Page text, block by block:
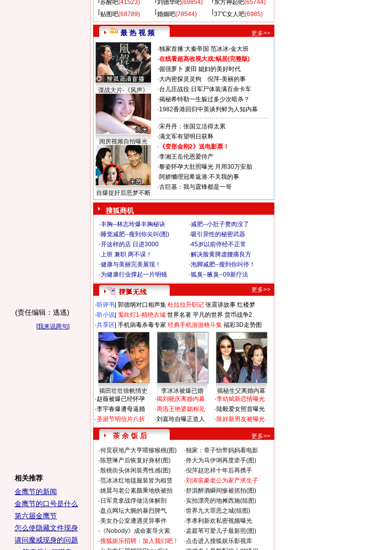
(责任编辑：逃逃)
[我来说两句]
相关推荐
金鹰节的新闻
金鹰节的口号是什么
第六届金鹰节
怎么使隐藏文件现身
请问魔戒现身的问题
苏醒吧(41523) 刘德华吧(69854) 东方神起吧(65744)
贴图吧(68789) 婚姻吧(78544) 37℃女人吧(6985)
最 热 视 频 更多>>
谍战大片-《风声》
闺房视频自拍曝光
自爆捉奸后恶梦不断
·独家首播:大秦帝国 范冰冰-金大班
·在线看超高收视大戏:蜗居(完整版)
·倔强萝卜 麦田 媳妇的美好时代
·大内密探灵灵狗
倪萍-美丽的事
·台儿庄战役 日军尸体装满百余卡车
·揭秘希特勒一生躲过多少次暗杀？
·1982香港回归中英谈判鲜为人知内幕
·宋丹丹：张国立活得太累
·满文军有望明日获释
· 《变形金刚2》送电影票！
·李湘王岳伦恩爱待产
·黎姿怀孕大肚照曝光 月用30万安胎
·阿娇懒理冠希返港:不关我的事
·古巨基：我与霆锋都是一哥
搜狐商机
·丰胸--林志玲爆丰胸秘诀 ·减肥--小肚子赘肉没了
·睡觉减肥--瘦到你尖叫(图) ·吸引异性的秘密武器
·开这样的店 日进3000 ·45岁以前停经不正常
·上班 兼职 两不误！ ·解决脸黄脾虚腰痛良方
·健康与美丽完美展现！ ·泡脚减肥--瘦到你叫停！
·为健康行业撑起一片明镜 ·狐臭--腋臭--09新疗法
更多>>
·听评书 郭德纲对口相声集 杜拉拉升职记 张震讲故事 红楼梦
·听小说 鬼吹灯1-精绝古城 世界名著 平凡的世界 货币战争2
·共享区 手机病毒杀毒专家 经典手机游游格斗集 福彩3D走势图
揭田壮壮徐帆情史 李冰冰被爆已婚
揭秘生父离婚内幕
·赵薇被爆已经怀孕
·李宇春爆遭母逼婚
·圣诞节明信片八折
·揭刘晓庆离婚内幕
·周迅王艳婆媳相见
·刘嘉玲自曝正造人
·李幼斌新恋情曝光
·陆毅爱女照首曝光
·陈好新男友被曝光
茶 余 饭 后
更多>>
·何炅获地产大亨喂猕猴桃(图) ·独家：章子怡带妈妈看电影
·陈慧琳产后恢复好身材(图) ·佟大为马伊琍再度牵手(图)
·殷桃街头休闲装秀性感(图) ·倪萍赵忠祥十年后再携手
·范冰冰红地毯服装皆为租赁 ·刘涛富豪老公为家产求生子
·姚晨与老公素颜乘地铁被拍 ·舒淇醉酒瞬间惨被抓拍(图)
· 日军竟拿战俘做活体解剖 ·实拍漂亮的地摊西施(组图)
·盘点网坛大腕的暴烈脾气 ·世界九大罪恶之城(组图)
·美女办公室遭遇灵异事件 ·李孝利新欢私密视频曝光
· 《Nobody》成命案导火索 ·孟庭苇可爱儿子最新照(图)
·搜狐娱乐招聘：加入我们吧！ ·点击进入搜狐娱乐影视库